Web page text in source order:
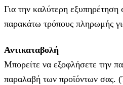
Για την καλύτερη
παρακάτω τρόπους πληρωμής
Αντικαταβολή
Μπορείτε να εξοφλήσετε την
παραλαβή των προϊόντων σας.